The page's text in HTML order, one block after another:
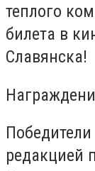
теплого
билета в
Славянска!
редакцией